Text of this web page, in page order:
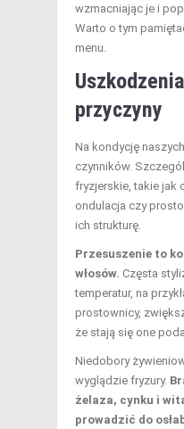
wzmacniając je i
Warto o tym
menu.
przyczyny
Na kondycję
czynników.
fryzjerskie, takie jak
ondulacja czy
ich strukturę.
Przesuszenie to
włosów. Częsta
temperatur, na
prostownicy,
że stają się one
Niedobory
wyglądzie fryzury.
żelaza, cynku i
prowadzić do